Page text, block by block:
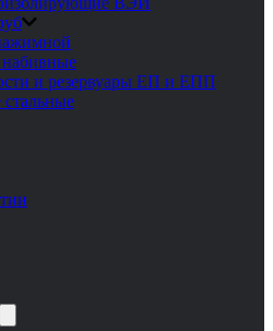
и резервуары ЕП и ЕПП